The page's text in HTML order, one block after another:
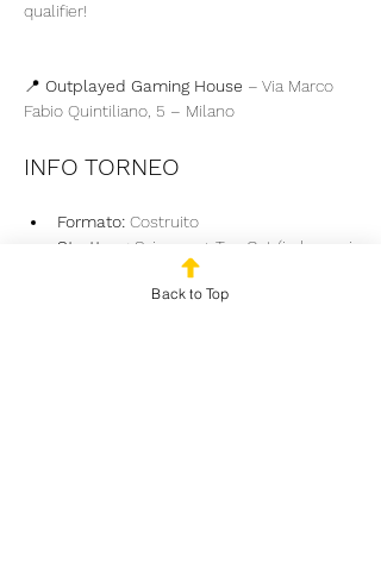
qualifier!
📍 Outplayed Gaming House – Via Marco
Fabio Quintiliano, 5 – Milano
INFO TORNEO
Formato: Costruito
Struttura: Svizzera + Top Cut (in base ai
Costo iscrizione: 20€ se ti preiscrivi
Back to Top